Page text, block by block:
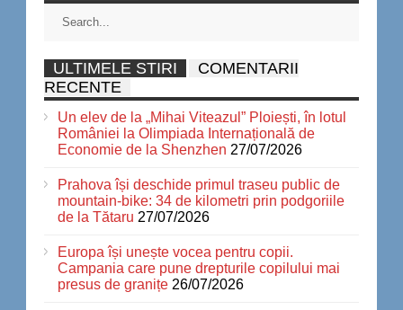
ULTIMELE STIRI
COMENTARII
RECENTE
Un elev de la „Mihai Viteazul” Ploiești, în lotul
României la Olimpiada Internațională de
Economie de la Shenzhen 27/07/2026
Prahova își deschide primul traseu public de
mountain-bike: 34 de kilometri prin podgoriile
de la Tătaru 27/07/2026
Europa își unește vocea pentru copii.
Campania care pune drepturile copilului mai
presus de granițe 26/07/2026